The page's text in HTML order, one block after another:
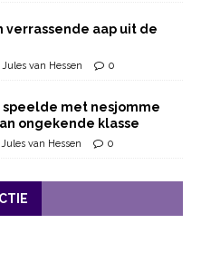
verrassende aap uit de
Jules van Hessen 0
speelde met nesjomme
ongekende klasse
Jules van Hessen 0